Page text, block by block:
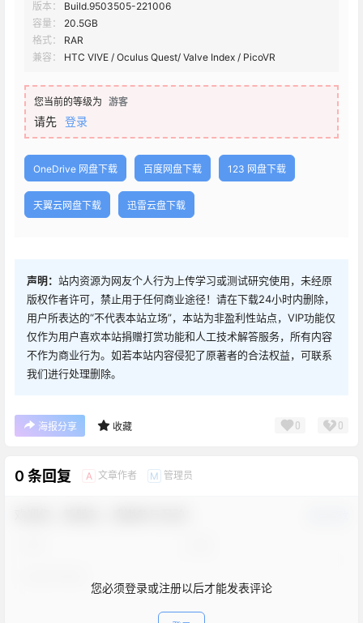
版本：
Build.9503505-221006
容量：
20.5GB
格式：
RAR
兼容：
HTC VIVE / Oculus Quest/ Valve Index / PicoVR
您当前的等级为 游客
请先 登录
OneDrive 网盘下载 百度网盘下载 123 网盘下载
天翼云网盘下载 迅雷云盘下载
声明： 站内资源为网友个人行为上传学习或测试研究使用，未经原
版权作者许可，禁止用于任何商业途径！请在下载24小时内删除，
用户所表达的“不代表本站立场”，本站为非盈利性站点，VIP功能仅
仅作为用户喜欢本站捐赠打赏功能和人工技术解答服务，所有内容
不作为商业行为。如若本站内容侵犯了原著者的合法权益，可联系
我们进行处理删除。
海报分享 收藏 0 0
0 条回复 A 文章作者 M 管理员
您必须登录或注册以后才能发表评论